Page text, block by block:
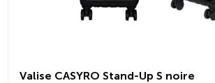
Valise CASYRO Stand-Up S noire